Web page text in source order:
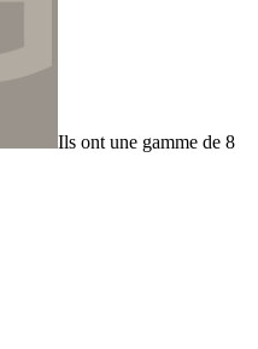
Ils ont une gamme de 8